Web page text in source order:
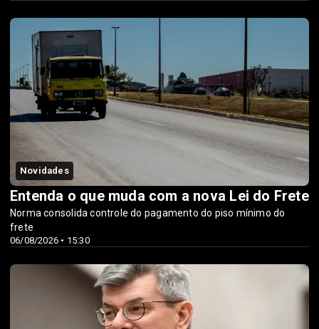
Novidades
06/08/2026 • 15:30
Entenda o que muda com a nova Lei do Frete
Norma consolida controle do pagamento do piso mínimo do
frete